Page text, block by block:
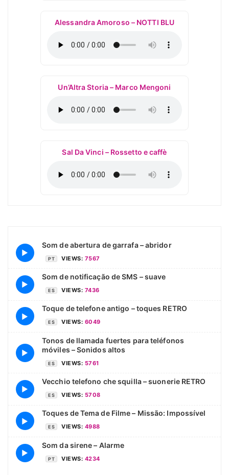
Alessandra Amoroso – NOTTI BLU
Un’Altra Storia – Marco Mengoni
Sal Da Vinci – Rossetto e caffè
▶
Som de abertura de garrafa – abridor
PT VIEWS: 7567
▶
Som de notificação de SMS – suave
ES VIEWS: 7436
▶
Toque de telefone antigo – toques RETRO
ES VIEWS: 6049
▶
Tonos de llamada fuertes para teléfonos
móviles – Sonidos altos
ES VIEWS: 5761
▶
Vecchio telefono che squilla – suonerie RETRO
ES VIEWS: 5708
▶
Toques de Tema de Filme – Missão: Impossível
ES VIEWS: 4988
▶
Som da sirene – Alarme
PT VIEWS: 4234